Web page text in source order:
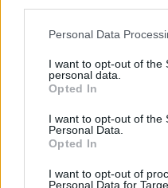
Personal Data
I want to opt-out of the
personal data.
Opted In
I want to opt-out of the
Personal Data.
Opted In
I want to opt-out of
Personal Data for